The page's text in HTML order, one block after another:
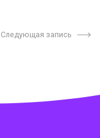
Следующая запись